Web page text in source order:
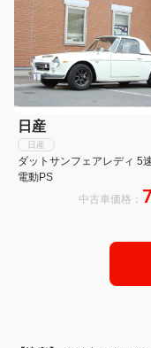
日産
日産
ダットサンフェアレディ 5
電動PS
中古車価格：